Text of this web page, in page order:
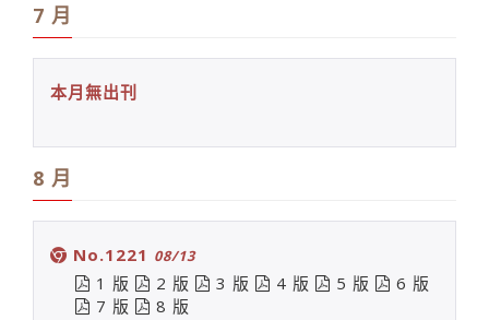
7 月
本月無出刊
8 月
No.1221 08/13
1 版 2 版 3 版 4 版 5 版
6 版
7 版
8 版